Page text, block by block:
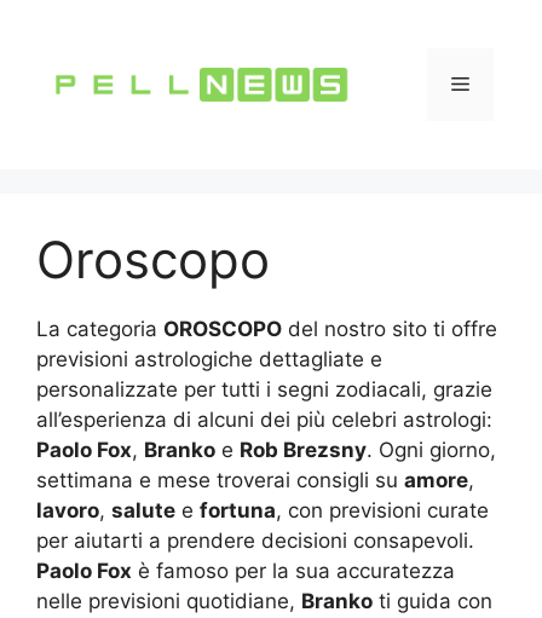
contenuto
Menu
Oroscopo
La categoria OROSCOPO del nostro sito ti offre
previsioni astrologiche dettagliate e
personalizzate per tutti i segni zodiacali, grazie
all’esperienza di alcuni dei più celebri astrologi:
Paolo Fox, Branko e Rob Brezsny. Ogni giorno,
settimana e mese troverai consigli su amore,
lavoro, salute e fortuna, con previsioni curate
per aiutarti a prendere decisioni consapevoli.
Paolo Fox è famoso per la sua accuratezza
nelle previsioni quotidiane, Branko ti guida con